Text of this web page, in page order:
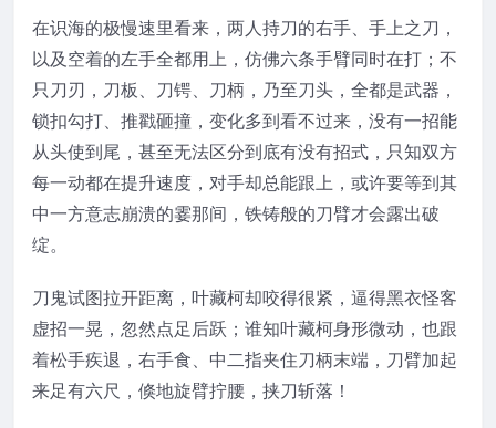
在识海的极慢速里看来，两人持刀的右手、手上之刀，
以及空着的左手全都用上，仿佛六条手臂同时在打；不
只刀刃，刀板、刀锷、刀柄，乃至刀头，全都是武器，
锁扣勾打、推戳砸撞，变化多到看不过来，没有一招能
从头使到尾，甚至无法区分到底有没有招式，只知双方
每一动都在提升速度，对手却总能跟上，或许要等到其
中一方意志崩溃的霎那间，铁铸般的刀臂才会露出破
绽。
刀鬼试图拉开距离，叶藏柯却咬得很紧，逼得黑衣怪客
虚招一晃，忽然点足后跃；谁知叶藏柯身形微动，也跟
着松手疾退，右手食、中二指夹住刀柄末端，刀臂加起
来足有六尺，倏地旋臂拧腰，挟刀斩落！